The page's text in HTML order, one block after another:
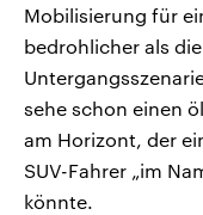
Mobilisierung für
bedrohlicher als
sehe schon einen
am Horizont, der
SUV-Fahrer „im
könnte.